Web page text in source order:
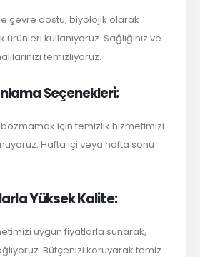
çevre dostu, biyolojik olarak
kullanıyoruz. Sağlığınız ve
temizliyoruz.
Seçenekleri:
için temizlik hizmetimizi
Hafta içi veya hafta sonu
Yüksek Kalite:
uygun fiyatlarla sunarak,
Bütçenizi koruyarak temiz